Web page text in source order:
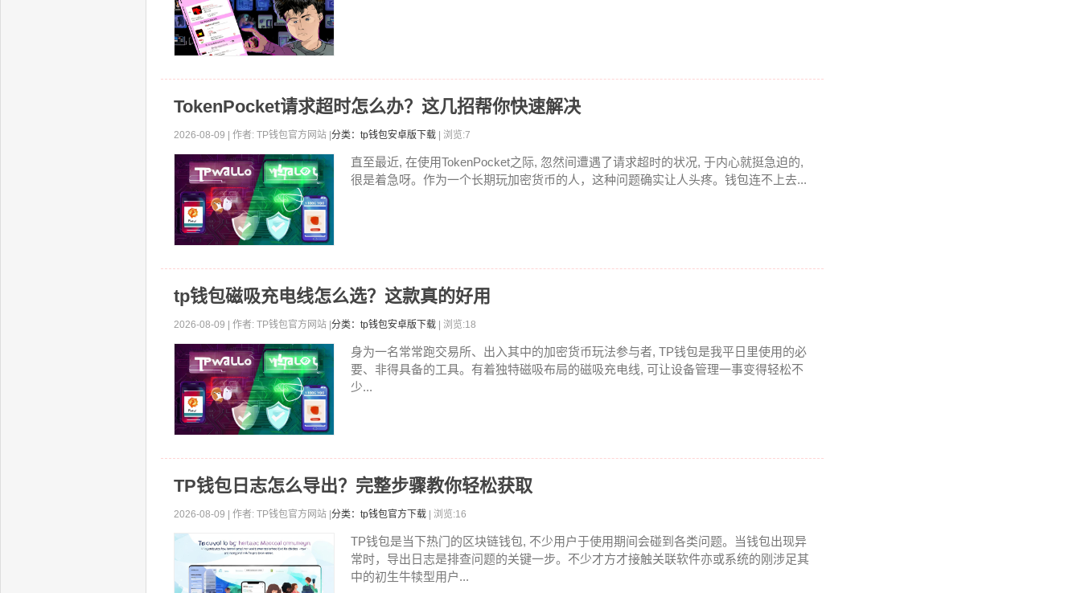
TokenPocket请求超时怎么办？这几招帮你快速解决
2026-08-09 | 作者: TP钱包官方网站 | 分类：tp钱包安卓版下载 | 浏览:7
直至最近, 在使用TokenPocket之际, 忽然间遭遇了请求超时的状况, 于内心就挺急迫的,
很是着急呀。作为一个长期玩加密货币的人，这种问题确实让人头疼。钱包连不上去...
tp钱包磁吸充电线怎么选？这款真的好用
2026-08-09 | 作者: TP钱包官方网站 | 分类：tp钱包安卓版下载 | 浏览:18
身为一名常常跑交易所、出入其中的加密货币玩法参与者, TP钱包是我平日里使用的必
要、非得具备的工具。有着独特磁吸布局的磁吸充电线, 可让设备管理一事变得轻松不
少...
TP钱包日志怎么导出？完整步骤教你轻松获取
2026-08-09 | 作者: TP钱包官方网站 | 分类：tp钱包官方下载 | 浏览:16
TP钱包是当下热门的区块链钱包, 不少用户于使用期间会碰到各类问题。当钱包出现异
常时，导出日志是排查问题的关键一步。不少才方才接触关联软件亦或系统的刚涉足其
中的初生牛犊型用户...